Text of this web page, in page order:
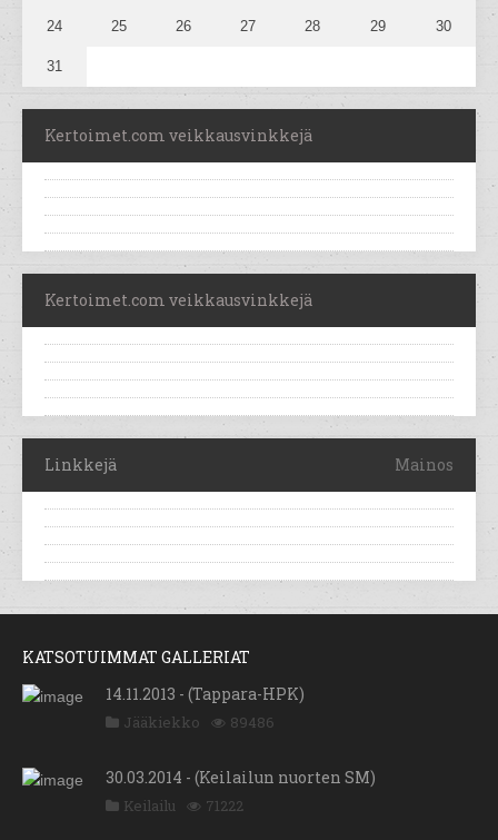
24 25 26 27 28 29 30
31
Kertoimet.com veikkausvinkkejä
Kertoimet.com veikkausvinkkejä
Linkkejä Mainos
KATSOTUIMMAT GALLERIAT
14.11.2013 - (Tappara-HPK)
Jääkiekko 89486
30.03.2014 - (Keilailun nuorten SM)
Keilailu 71222